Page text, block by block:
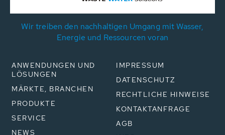
Wir treiben den nachhaltigen Umgang mit Wasser,
Energie und Ressourcen voran
ANWENDUNGEN UND
LÖSUNGEN
MÄRKTE, BRANCHEN
PRODUKTE
SERVICE
NEWS
IMPRESSUM
DATENSCHUTZ
RECHTLICHE HINWEISE
KONTAKTANFRAGE
AGB